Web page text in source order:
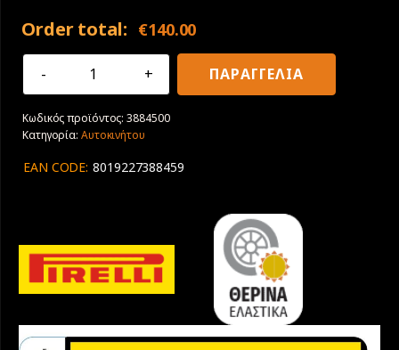
Order total: €140.00
215/50R17
Pirelli
Cinturato
C2
ΠΑΡΑΓΓΕΛΙΑ
Κωδικός προϊόντος:3884500
Κατηγορία: Αυτοκινήτου
EAN CODE: 8019227388459